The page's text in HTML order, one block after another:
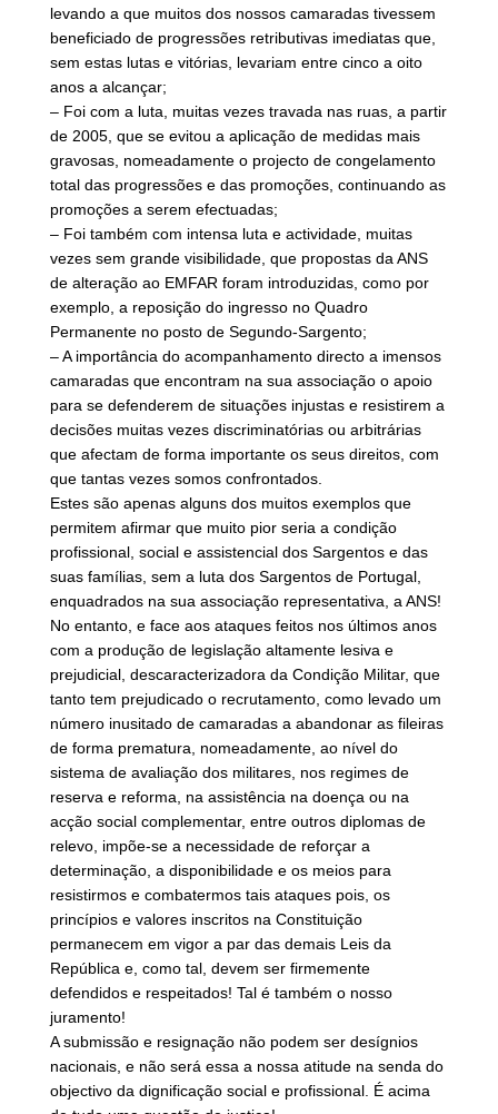
levando a que muitos dos nossos camaradas tivessem
beneficiado de progressões retributivas imediatas que,
sem estas lutas e vitórias, levariam entre cinco a oito
anos a alcançar;
– Foi com a luta, muitas vezes travada nas ruas, a partir
de 2005, que se evitou a aplicação de medidas mais
gravosas, nomeadamente o projecto de congelamento
total das progressões e das promoções, continuando as
promoções a serem efectuadas;
– Foi também com intensa luta e actividade, muitas
vezes sem grande visibilidade, que propostas da ANS
de alteração ao EMFAR foram introduzidas, como por
exemplo, a reposição do ingresso no Quadro
Permanente no posto de Segundo-Sargento;
– A importância do acompanhamento directo a imensos
camaradas que encontram na sua associação o apoio
para se defenderem de situações injustas e resistirem a
decisões muitas vezes discriminatórias ou arbitrárias
que afectam de forma importante os seus direitos, com
que tantas vezes somos confrontados.
Estes são apenas alguns dos muitos exemplos que
permitem afirmar que muito pior seria a condição
profissional, social e assistencial dos Sargentos e das
suas famílias, sem a luta dos Sargentos de Portugal,
enquadrados na sua associação representativa, a ANS!
No entanto, e face aos ataques feitos nos últimos anos
com a produção de legislação altamente lesiva e
prejudicial, descaracterizadora da Condição Militar, que
tanto tem prejudicado o recrutamento, como levado um
número inusitado de camaradas a abandonar as fileiras
de forma prematura, nomeadamente, ao nível do
sistema de avaliação dos militares, nos regimes de
reserva e reforma, na assistência na doença ou na
acção social complementar, entre outros diplomas de
relevo, impõe-se a necessidade de reforçar a
determinação, a disponibilidade e os meios para
resistirmos e combatermos tais ataques pois, os
princípios e valores inscritos na Constituição
permanecem em vigor a par das demais Leis da
República e, como tal, devem ser firmemente
defendidos e respeitados! Tal é também o nosso
juramento!
A submissão e resignação não podem ser desígnios
nacionais, e não será essa a nossa atitude na senda do
objectivo da dignificação social e profissional. É acima